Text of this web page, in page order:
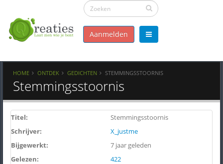
Aanmelden
HOME ONTDEK GEDICHTEN STEMMINGSSTOORNIS
Stemmingsstoornis
Titel:
Stemmingsstoornis
Schrijver:
X_justme
Bijgewerkt:
7 jaar geleden
Gelezen:
422